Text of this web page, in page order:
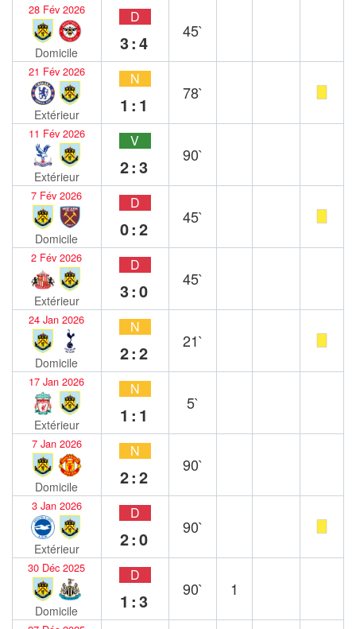
28 Fév 2026
Domicile
D
3:4
45`
21 Fév 2026
Extérieur
N
1:1
78`
11 Fév 2026
Extérieur
V
2:3
90`
7 Fév 2026
Domicile
D
0:2
45`
2 Fév 2026
Extérieur
D
3:0
45`
24 Jan 2026
Domicile
N
2:2
21`
17 Jan 2026
Extérieur
N
1:1
5`
7 Jan 2026
Domicile
N
2:2
90`
3 Jan 2026
Extérieur
D
2:0
90`
30 Déc 2025
Domicile
D
1:3
90` 1